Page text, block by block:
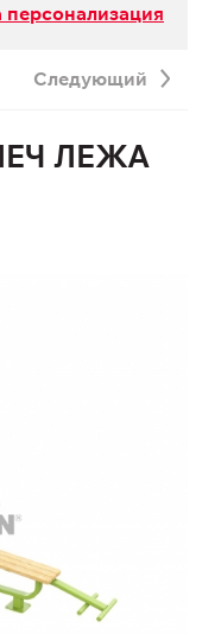
персонализация
Следующий
ЛЕЖА